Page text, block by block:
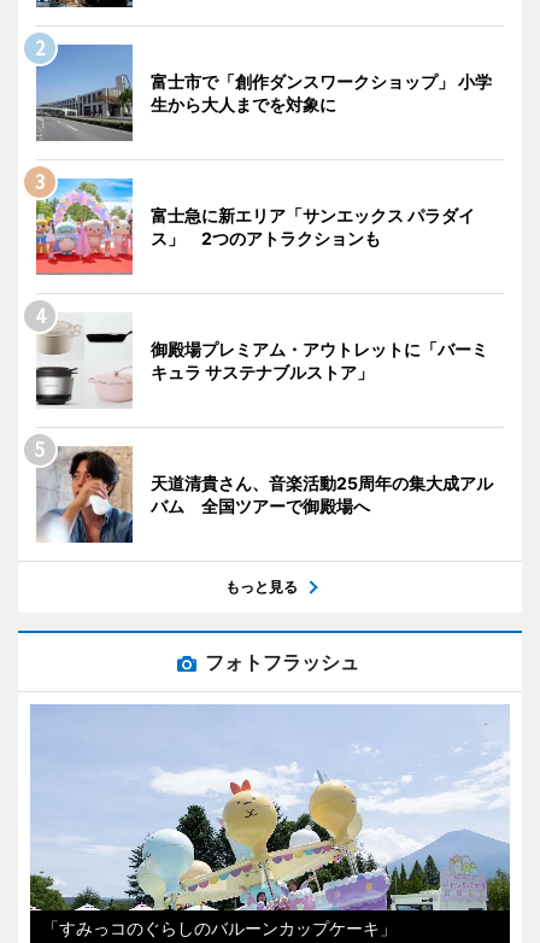
富士市で「創作ダンスワークショップ」 小学
生から大人までを対象に
富士急に新エリア「サンエックス パラダイ
ス」 2つのアトラクションも
御殿場プレミアム・アウトレットに「バーミ
キュラ サステナブルストア」
天道清貴さん、音楽活動25周年の集大成アル
バム 全国ツアーで御殿場へ
もっと見る
フォトフラッシュ
「すみっコのぐらしのバルーンカップケーキ」